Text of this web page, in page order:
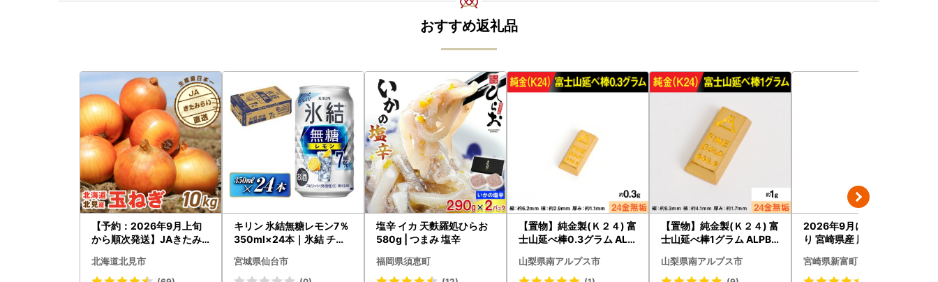
おすすめ返礼品
【予約：2026年9月上旬
から順次発送】JAきたみ
g ( タマネギ たまねぎ 野菜
)【210-0003-2026】
北海道北見市
キリン 氷結無糖レモン7％
350ml×24本｜氷結 チュ
宮城県仙台市
塩辛 イカ 天麩羅処ひらお
580g | つまみ 塩辛
福岡県須恵町
【置物】純金製(Ｋ２４) 富
士山延べ棒0.3グラム ALP
山梨県南アルプス市
【置物】純金製(Ｋ２４) 富
士山延べ棒1グラム ALPBK
山梨県南アルプス市
2026年9月にお届け 訳あ
り 宮崎県産 豚切落し 5kg
宮崎県新富町